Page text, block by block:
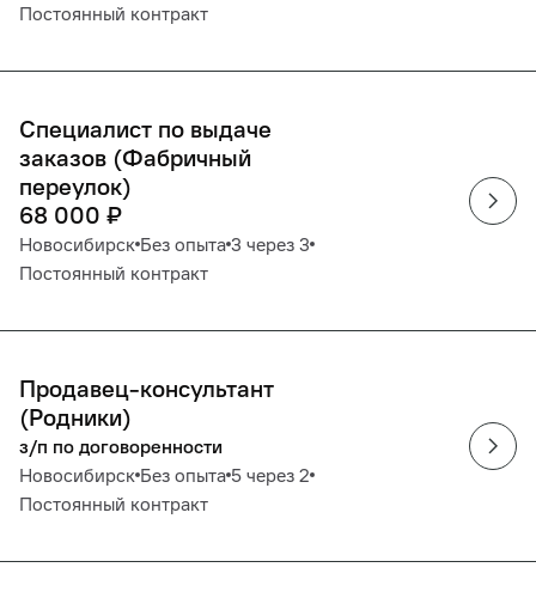
Постоянный контракт
Специалист по выдаче
заказов (Фабричный
переулок)
68 000 ₽
Новосибирск Без опыта 3 через 3
Постоянный контракт
Продавец-консультант
(Родники)
з/п по договоренности
Новосибирск Без опыта 5 через 2
Постоянный контракт